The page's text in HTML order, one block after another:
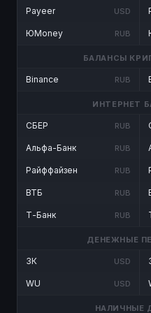
Payeer USD
ЮMoney RUB
БАЛАНСЫ
Binance RUB
ИНТЕРНЕТ
СБЕР RUB
Альфа-Банк RUB
Райффайзен RUB
ВТБ RUB
Т-Банк RUB
ДЕНЕЖНЫЕ
ЗК USD
WU USD
НАЛИЧНЫЕ